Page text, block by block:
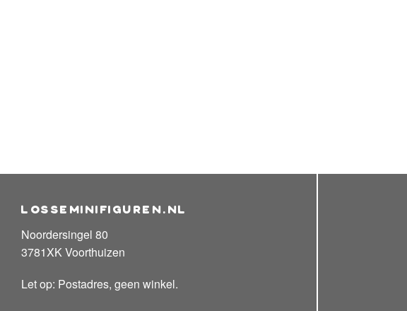
losseminifiguren.nl
Noordersingel 80
3781XK Voorthuizen
Let op: Postadres, geen winkel.